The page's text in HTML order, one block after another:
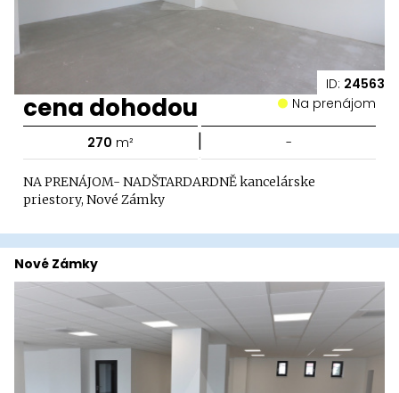
ID: 24563
cena dohodou Na prenájom
270 m² | -
NA PRENÁJOM- NADŠTARDARDNĚ kancelárske
priestory, Nové Zámky
Nové Zámky